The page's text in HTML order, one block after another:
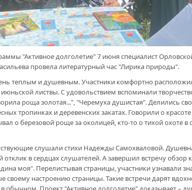
"Активное долголетие" 7 июня специалист
провела литературный час "Лирика природы".
теплым и душевным. Участники комфортно
листвы. С удовольствием вспоминали
роща золотая...", "Черемуха душистая". Делились
тропинках и деревенских закатах. Говорили о
о березовой роще за околицей, кто-то о тихой охоте в
слушали стихи Надежды Самохваловой.
в сердцах слушателей. А завершил встречу обзор
моя". Перелистывая страницы, участники узнавали
своему настроению страницы. Такие встречи дарят